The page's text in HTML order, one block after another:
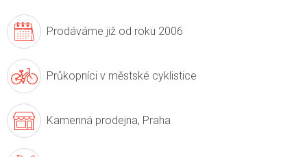
Prodáváme již od roku 2006
Průkopníci v městské cyklistice
Kamenná prodejna, Praha